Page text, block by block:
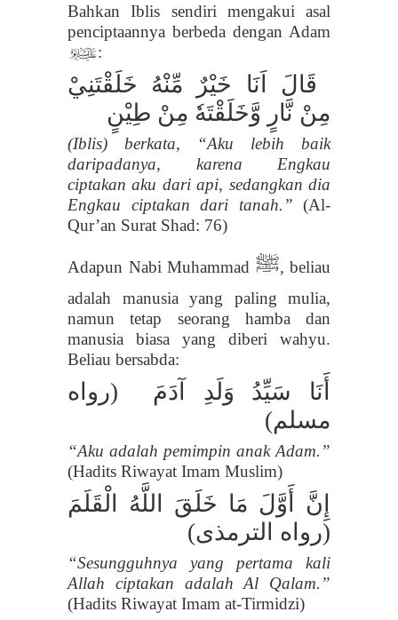
Bahkan Iblis sendiri mengakui asal
penciptaannya berbeda dengan Adam
p:
قَالَ اَنَا خَيْرٌ مِّنْهُ خَلَقْتَنِيْ
مِنْ نَّارٍ وَّخَلَقْتَهٗ مِنْ طِيْنٍ
(Iblis) berkata, “Aku lebih baik
daripadanya, karena Engkau
ciptakan aku dari api, sedangkan dia
Engkau ciptakan dari tanah.” (Al-
Qur’an Surat Shad: 76)
Adapun Nabi Muhammad ﷺ, beliau
adalah manusia yang paling mulia,
namun tetap seorang hamba dan
manusia biasa yang diberi wahyu.
Beliau bersabda:
أَنَا سَيِّدُ وَلَدِ آدَمَ
(رواه
مسلم)
“Aku adalah pemimpin anak Adam.”
(Hadits Riwayat Imam Muslim)
إِنَّ أَوَّلَ مَا خَلَقَ اللَّهُ الْقَلَمَ
(رواه الترمذى)
“Sesungguhnya yang pertama kali
Allah ciptakan adalah Al Qalam.”
(Hadits Riwayat Imam at-Tirmidzi)